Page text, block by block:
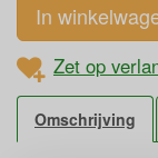
In
Zet op
Omschrijving